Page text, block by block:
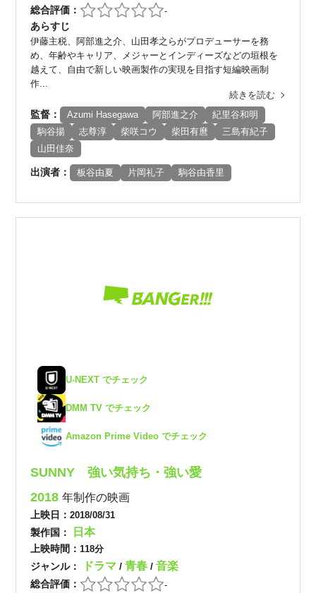
総合評価： -
あらすじ
伊藤主税、阿部進之介、山田孝之らがプロデューサーを務
め、年齢やキャリア、メジャーとインディーズなどの垣根を
越えて、自由で新しい映画製作の実現を目指す短編映画制
作...
続きを読む
監督： Azumi Hasegawa 阿部進之介
紀里谷和明
駒谷揚
志尊淳 柴咲コウ 柴田有麿
三島有紀子
山田佳奈
出演者： 板谷由夏 片岡礼子 駒谷由香里
U-NEXT でチェック
DMM TV でチェック
Amazon Prime Video でチェック
SUNNY 強い気持ち・強い愛
2018年制作の映画
上映日：2018/08/31
製作国： 日本
上映時間： 118分
ジャンル： ドラマ/青春/音楽
総合評価： -